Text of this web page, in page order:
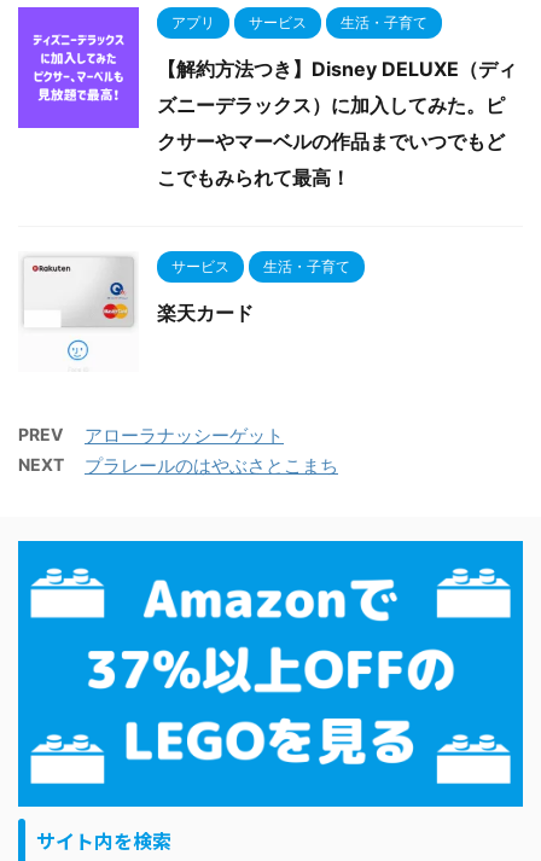
アプリ サービス 生活・子育て
【解約方法つき】Disney DELUXE（ディ
ズニーデラックス）に加入してみた。ピ
クサーやマーベルの作品までいつでもど
こでもみられて最高！
サービス 生活・子育て
楽天カード
PREV アローラナッシーゲット
NEXT プラレールのはやぶさとこまち
サイト内を検索